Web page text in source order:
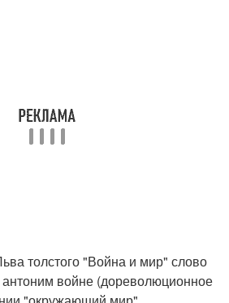
толстого "Война и мир" слово
антоним войне (дореволюционное